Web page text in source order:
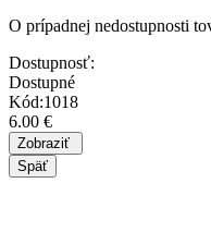
O prípadnej nedostupnosti
Dostupnosť:
Dostupné
Kód:1018
6.00 €